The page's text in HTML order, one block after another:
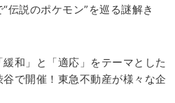
伝説のポケモン”を巡る謎解き
和」と「適応」をテーマとした
谷で開催！東急不動産が様々な企